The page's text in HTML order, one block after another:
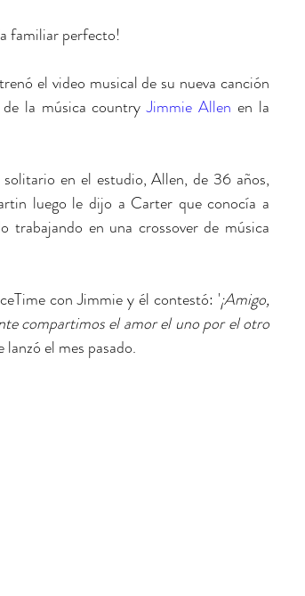
familiar perfecto!
la música country Jimmie Allen en la
luego le dijo a Carter que conocía a
trabajando en una crossover de música
con Jimmie y él contestó: '¡Amigo,
compartimos el amor el uno por el otro
lanzó el mes pasado.